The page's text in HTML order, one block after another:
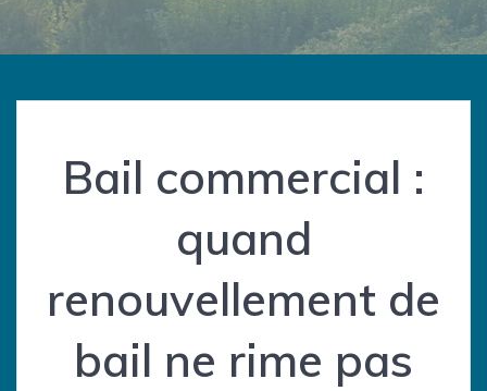
Bail commercial :
quand
renouvellement de
bail ne rime pas